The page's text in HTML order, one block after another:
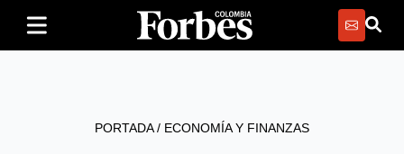
PORTADA/ ECONOMÍA Y FINANZAS